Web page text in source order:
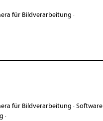
für Bildverarbeitung ·
für Bildverarbeitung ·Software
·